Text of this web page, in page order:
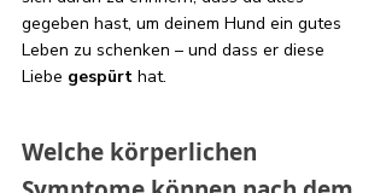
gegeben hast, um deinem Hund ein gutes
Leben zu schenken – und dass er diese
Liebe gespürt hat.
Welche körperlichen